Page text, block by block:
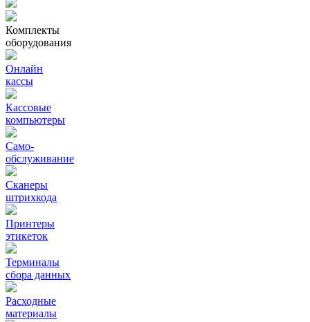
Комплекты
оборудования
Онлайн
кассы
Кассовые
компьютеры
Само-
обслуживание
Сканеры
штрихкода
Принтеры
этикеток
Терминалы
сбора данных
Расходные
материалы